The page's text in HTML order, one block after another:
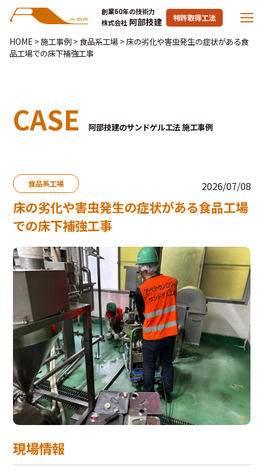
創業60年の技術力
株式会社 阿部技建 特許取得工法
HOME>施工事例>食品系工場>床の劣化や害虫発生の症状がある食
品工場での床下補強工事
CASE 阿部技建のサンドゲル工法 施工事例
食品系工場 2026/07/08
床の劣化や害虫発生の症状がある食品工場
での床下補強工事
現場情報